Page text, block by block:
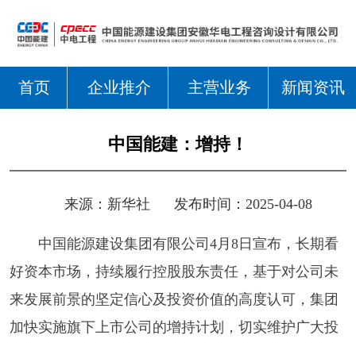
首页 企业推介 主营业务 新闻资讯
中国能建：增持！
来源： 新华社 发布时间：2025-04-08
中国能源建设集团有限公司4月8日宣布，长期看
好资本市场，持续履行控股股东责任，基于对公司未
来发展前景的坚定信心及投资价值的高度认可，集团
加快实施旗下上市公司的增持计划，切实维护广大投